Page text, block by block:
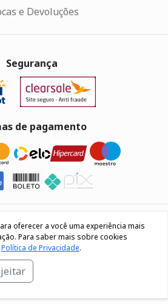
e Devoluções
Segurança
de pagamento
Eletrônicos - CNPJ
0001-40
Bairro Lourdes Caxias do Sul / RS
oferecer a você uma experiência mais
Para saber mais sobre cookies
Política de Privacidade.